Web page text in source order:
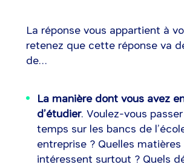
La réponse vous appartient à
retenez que cette réponse va
de…
La manière dont vous avez
d’étudier. Voulez-vous
temps sur les bancs de
entreprise ? Quelles matières
intéressent surtout ? Quels